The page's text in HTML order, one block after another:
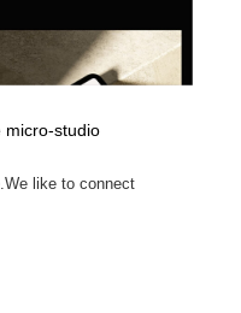
micro-studio
like to connect